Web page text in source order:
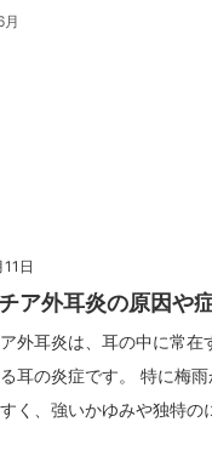
月
日
ア外耳炎の原因や
外耳炎は、耳の中に常
耳の炎症です。 特に梅
く、強いかゆみや独特